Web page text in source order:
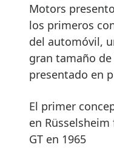
Motors
los primeros
del automóvil,
gran tamaño
presentado en
El primer
en
GT en 1965